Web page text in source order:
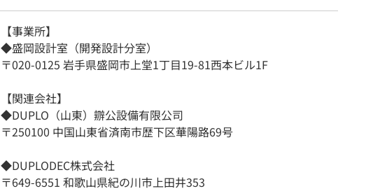
【事業所】
◆盛岡設計室（開発設計分室）
〒020-0125 岩手県盛岡市上堂1丁目19-81西本ビル1F
【関連会社】
◆DUPLO（山東）辧公設備有限公司
〒250100 中国山東省済南市歴下区華陽路69号
◆DUPLODEC株式会社
〒649-6551 和歌山県紀の川市上田井353